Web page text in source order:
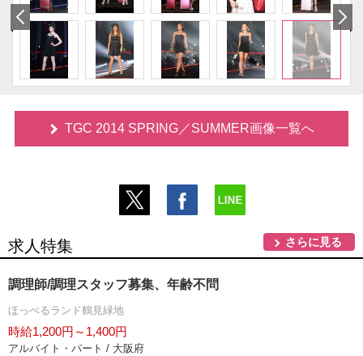
TGC 2014 SPRING／SUMMER画像一覧へ
求人特集 さらに見る
調理師/調理スタッフ募集、年齢不問
ほっぺるランド鶴見緑地
時給1,200円～1,400円
アルバイト・パート / 大阪府